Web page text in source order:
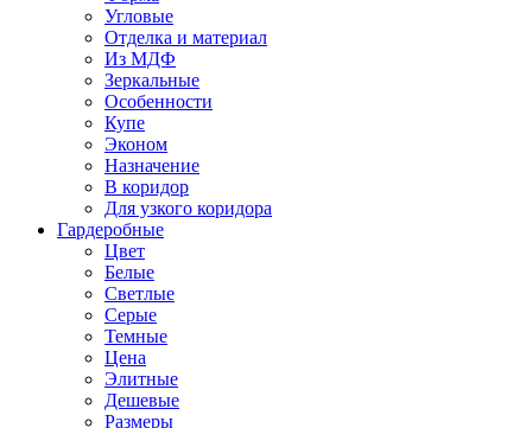
Угловые
Отделка и материал
Из МДФ
Зеркальные
Особенности
Купе
Эконом
Назначение
В коридор
Для узкого коридора
Гардеробные
Цвет
Белые
Светлые
Серые
Темные
Цена
Элитные
Дешевые
Размеры